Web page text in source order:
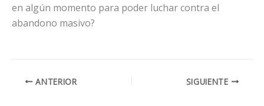
en algún momento para poder luchar contra el
abandono masivo?
ANTERIOR SIGUIENTE